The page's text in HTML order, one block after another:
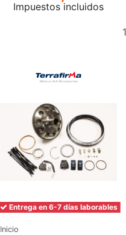
Impuestos incluidos
Entrega en 6-7 días laborables
Inicio